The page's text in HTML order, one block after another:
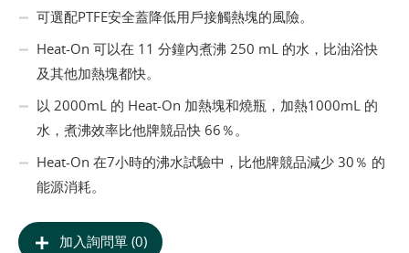
可選配PTFE安全蓋降低用戶接觸熱塊的風險。
Heat-On 可以在 11 分鐘內煮沸 250 mL 的水，比油浴快
及其他加熱塊都快。
以 2000mL 的 Heat-On 加熱塊和燒瓶，加熱1000mL 的
水，煮沸效率比他牌競品快 66％。
Heat-On 在7小時的沸水試驗中，比他牌競品減少 30％ 的
能源消耗。
加入詢問單 (0)